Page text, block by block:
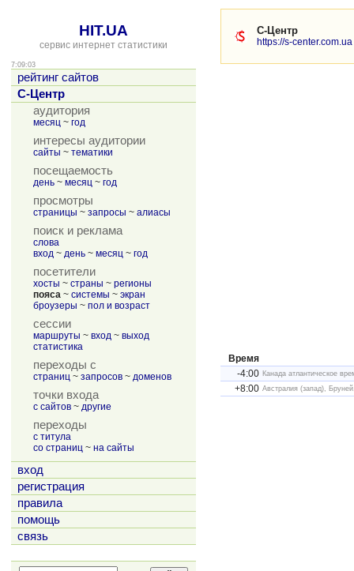
HIT.UA
сервис интернет статистики
7:09:03
рейтинг сайтов
С-Центр
аудитория
месяц ~ год
интересы аудитории
сайты ~ тематики
посещаемость
день ~ месяц ~ год
просмотры
страницы ~ запросы ~ алиасы
поиск и реклама
слова
вход ~ день ~ месяц ~ год
посетители
хосты ~ страны ~ регионы
пояса ~ системы ~ экран
броузеры ~ пол и возраст
сессии
маршруты ~ вход ~ выход
статистика
переходы с
страниц ~ запросов ~ доменов
точки входа
с сайтов ~ другие
переходы
с титула
со страниц ~ на сайты
вход
регистрация
правила
помощь
связь
С-Центр
https://s-center.com.ua
Время
-4:00 Канада атлантическое
+8:00 Австралия (запад),